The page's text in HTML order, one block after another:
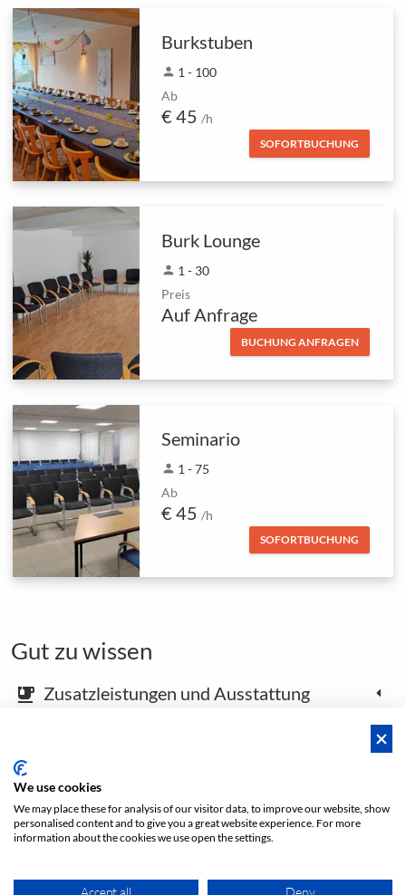
Burkstuben
person 1 - 100
Ab
€ 45 /h
SOFORTBUCHUNG
Burk Lounge
person 1 - 30
Preis
Auf Anfrage
BUCHUNG ANFRAGEN
Seminario
person 1 - 75
Ab
€ 45 /h
SOFORTBUCHUNG
Gut zu wissen
emoji_food_beverage Zusatzleistungen und Ausstattung
Footer öffnen
We use cookies
We may place these for analysis of our visitor data, to improve our website, show
personalised content and to give you a great website experience. For more
information about the cookies we use open the settings.
Accept all Deny